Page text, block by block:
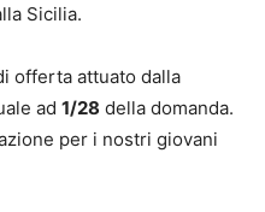
Sicilia.
offerta attuato dalla
ad 1/28 della domanda.
per i nostri giovani